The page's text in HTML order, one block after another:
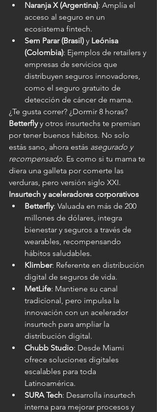
Naranja X (Argentina): Amplía el
acceso al seguro en un
ecosistema fintech.
Sem Parar (Brasil) y Leónisa
(Colombia): Ejemplos de retailers y
empresas de servicios que
distribuyen seguros innovadores,
como el seguro gratuito de
detección de cáncer de mama.
¿Te gusta correr? ¿Dormir 8 horas?
Betterfly y otros insurtechs te premian
por tener buenos hábitos. No solo
estás sano, ahora estás asegurado y
recompensado. Es como si tu mama te
diera una galleta por comerte las
verduras, pero versión siglo XXI.
Insurtech y aceleradores corporativos
Betterfly: Valuada en más de 200
millones de dólares, integra
bienestar y seguros a través de
wearables, recompensando
hábitos saludables.
Klimber: Referente en distribución
digital de seguros de vida.
MetLife: Mantiene su canal
tradicional, pero impulsa la
innovación con un acelerador
insurtech para ampliar la
distribución digital.
Chubb Studio: Desde Miami
ofrece soluciones digitales
escalables para toda
Latinoamérica.
SURA Tech: Desarrolla insurtech
interna para mejorar procesos y